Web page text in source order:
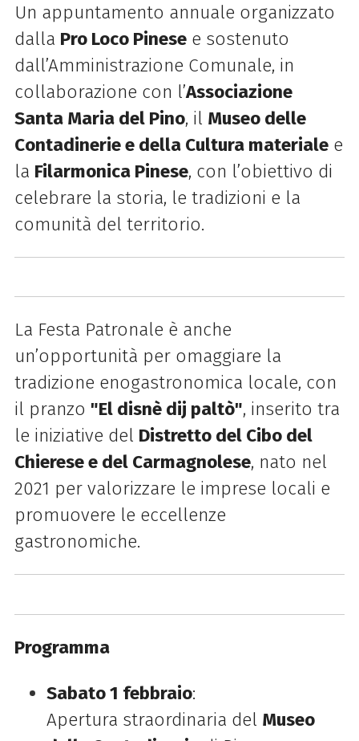
Un appuntamento annuale organizzato
dalla Pro Loco Pinese e sostenuto
dall’Amministrazione Comunale, in
collaborazione con l’Associazione
Santa Maria del Pino, il Museo delle
Contadinerie e della Cultura materiale e
la Filarmonica Pinese, con l’obiettivo di
celebrare la storia, le tradizioni e la
comunità del territorio.
La Festa Patronale è anche
un’opportunità per omaggiare la
tradizione enogastronomica locale, con
il pranzo "El disnè dij paltò", inserito tra
le iniziative del Distretto del Cibo del
Chierese e del Carmagnolese, nato nel
2021 per valorizzare le imprese locali e
promuovere le eccellenze
gastronomiche.
Programma
Sabato 1 febbraio:
Apertura straordinaria del Museo